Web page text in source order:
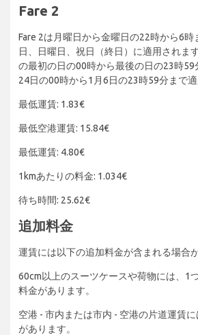
Fare 2
Fare 2は月曜日から金曜日の22時から6時
日、日曜日、祝日（終日）に適用されま
の最初の日の00時から最後の日の23時59
24日の00時から1月6日の23時59分まで適
最低運賃: 1.83€
最低空港運賃: 15.84€
最低運賃: 4.80€
1kmあたりの料金: 1.034€
待ち時間: 25.62€
追加料金
運賃には以下の追加料金が含まれる場合
60cm以上のスーツケースや荷物には、1
料金があります。
空港 - 市内または市内 - 空港の片道運賃
があります。